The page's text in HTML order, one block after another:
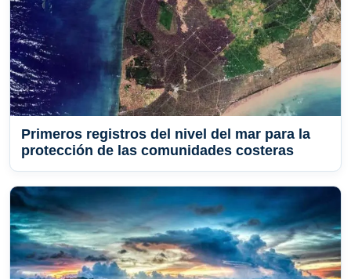
Primeros registros del nivel del mar para la
protección de las comunidades costeras